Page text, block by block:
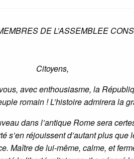
DE L’ASSEMBLEE
Citoyens,
avec enthousiasme, la
romain ! L’histoire admirera la
dans l’antique Rome sera
s’en réjouissent d’autant plus
Maître de lui-même, calme, et